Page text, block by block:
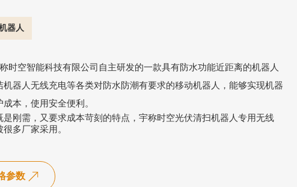
器人
时空智能科技有限公司自主研发的一款具有防水功能近距离的机器人
器人无线充电等各类对防水防潮有要求的移动机器人，能够实现机器
本，使用安全便利。
刚需，又要求成本苛刻的特点，宇称时空光伏清扫机器人专用无线
多厂家采用。
参数